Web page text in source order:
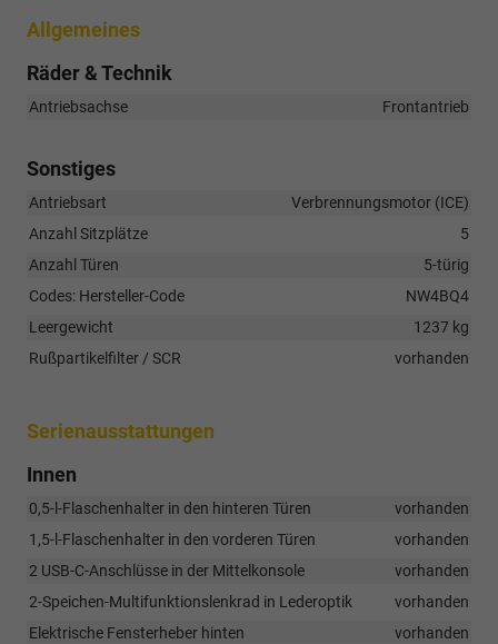
Allgemeines
Räder & Technik
Antriebsachse Frontantrieb
Sonstiges
Antriebsart
Verbrennungsmotor (ICE)
Anzahl Sitzplätze
5
Anzahl Türen
5-türig
Codes: Hersteller-Code
NW4BQ4
Leergewicht
1237 kg
Rußpartikelfilter / SCR
vorhanden
Serienausstattungen
Innen
0,5-l-Flaschenhalter in den hinteren Türen
vorhanden
1,5-l-Flaschenhalter in den vorderen Türen
vorhanden
2 USB-C-Anschlüsse in der Mittelkonsole
vorhanden
2-Speichen-Multifunktionslenkrad in Lederoptik
vorhanden
Elektrische Fensterheber hinten
vorhanden